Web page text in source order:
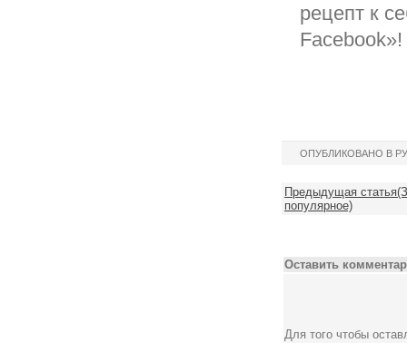
рецепт к
Facebook»!
ОПУБЛИКОВАНО В
Предыдущая
популярное)
Оставить
Для того чтобы